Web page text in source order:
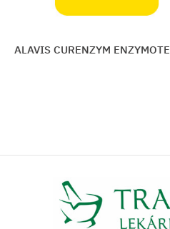
CURENZYM ENZYMOTERAPIA